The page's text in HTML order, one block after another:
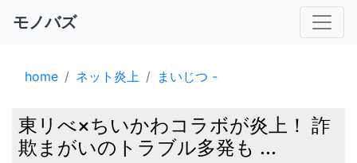
モノバズ
home ネット炎上 まいじつ -
東リべ×ちいかわコラボが炎上！ 詐
欺まがいのトラブル多発も ...